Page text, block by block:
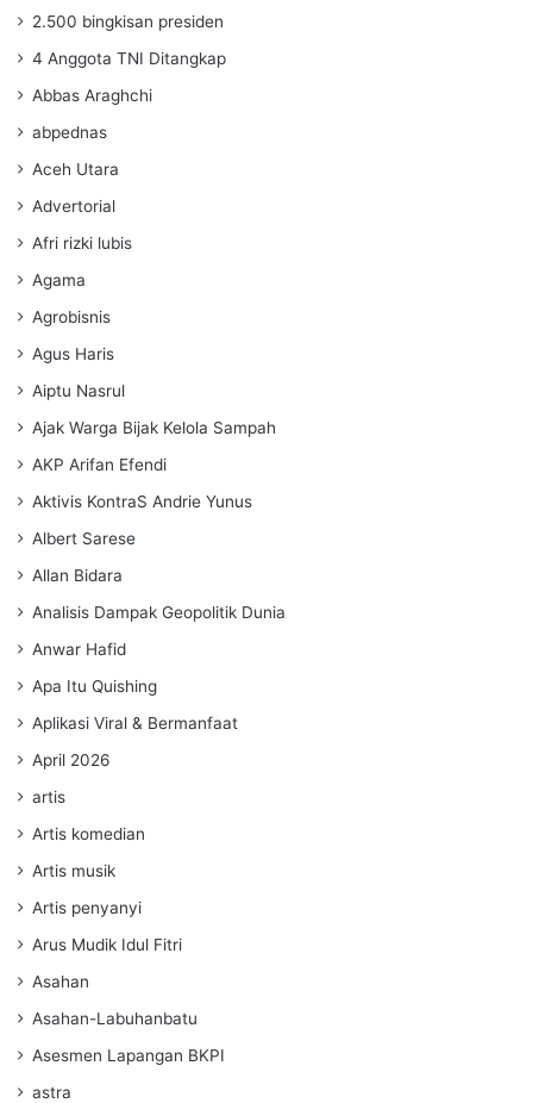
2.500 bingkisan presiden
4 Anggota TNI Ditangkap
Abbas Araghchi
abpednas
Aceh Utara
Advertorial
Afri rizki lubis
Agama
Agrobisnis
Agus Haris
Aiptu Nasrul
Ajak Warga Bijak Kelola Sampah
AKP Arifan Efendi
Aktivis KontraS Andrie Yunus
Albert Sarese
Allan Bidara
Analisis Dampak Geopolitik Dunia
Anwar Hafid
Apa Itu Quishing
Aplikasi Viral & Bermanfaat
April 2026
artis
Artis komedian
Artis musik
Artis penyanyi
Arus Mudik Idul Fitri
Asahan
Asahan-Labuhanbatu
Asesmen Lapangan BKPI
astra